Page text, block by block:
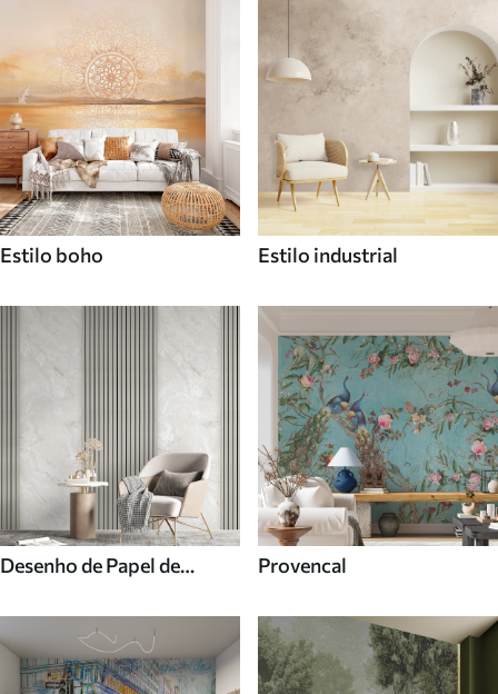
Estilo boho Estilo industrial
Desenho de Papel de
Provencal